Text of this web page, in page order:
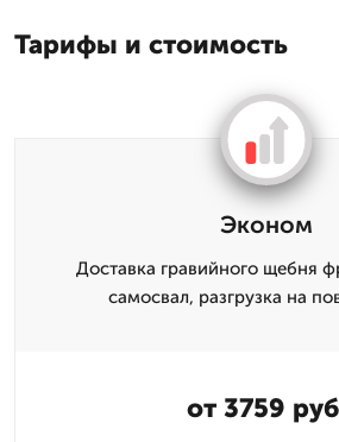
Тарифы и стоимость
Эконом
Доставка гравийного щебня
самосвал, разгрузка на
от 3759